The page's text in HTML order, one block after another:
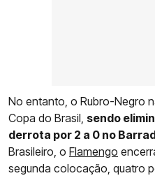
No entanto, o Rubro-Negro
Copa do Brasil, sendo
derrota por 2 a 0 no
Brasileiro, o Flamengo
segunda colocação, quatro